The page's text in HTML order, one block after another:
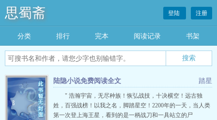
思蜀斋 登陆 注册
分类 排行 完本 阅读记录 书架
踏星
陆隐小说免费阅读全文
" 浩瀚宇宙，无尽种族！恢弘战技，十决横空！远古独
姓，百强战榜！以我之名，脚踏星空！2200年的一天，当人类
第一次登上海王星，看到的是一柄战刀和一具站立的尸